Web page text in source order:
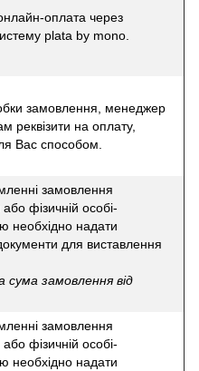
оплата через
plata by mono.
замовлення, менеджер
реквізити на оплату,
Вас способом.
замовлення
фізичній особі-
необхідно надати
для виставлення
сума замовлення від
замовлення
фізичній особі-
необхідно надати